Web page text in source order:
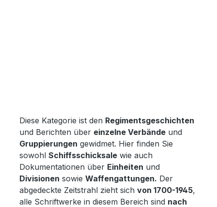
Diese Kategorie ist den Regimentsgeschichten
und Berichten über einzelne Verbände und
Gruppierungen gewidmet. Hier finden Sie
sowohl Schiffsschicksale wie auch
Dokumentationen über Einheiten und
Divisionen sowie Waffengattungen. Der
abgedeckte Zeitstrahl zieht sich von 1700-1945,
alle Schriftwerke in diesem Bereich sind nach